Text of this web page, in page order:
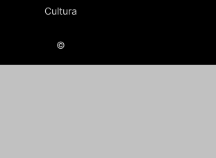
Cultura
©